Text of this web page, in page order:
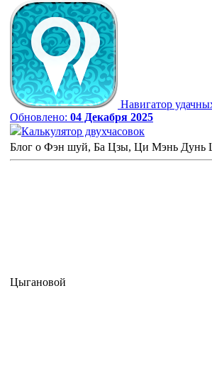
Навигатор
Обновлено: 04 Декабря 2025
Калькулятор двухчасовок
Блог о Фэн шуй, Ба Цзы, Ци Мэнь Дунь
Цыгановой